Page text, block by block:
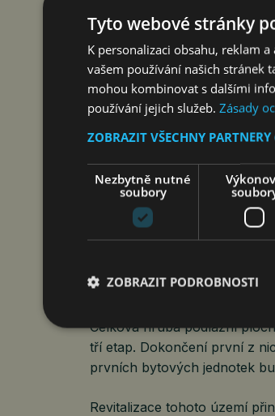
veřejný prostor,“ říká Tomáš
„Projekt jsme navrhli jako
a současně vytváří novou
architekturu ukotvenou v
Richard Chisholm, hlavní
Komplex nabídne pestrou
jak pro investici, tak pro
a služby, které podpoří
prostory pro komunitní
Celková hrubá podlažní
tří etap. Dokončení první z
prvních bytových jednotek
Revitalizace tohoto území
Tyto webové stránky
K personalizaci obsahu, reklam
vašem používání našich stránek
mohou kombinovat s dalšími
používání jejich služeb. Zásady
ZOBRAZIT VŠECHNY PARTNERY
Nezbytně nutné
soubory
ZOBRAZIT PODROBNOSTI